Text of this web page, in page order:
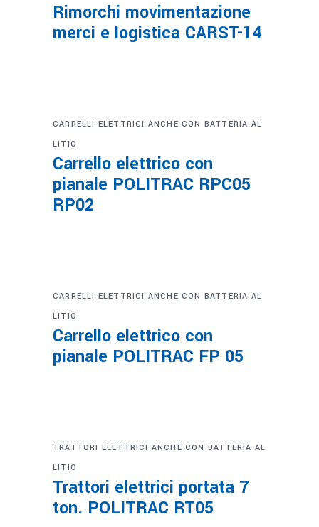
Rimorchi movimentazione
merci e logistica CARST-14
CARRELLI ELETTRICI ANCHE CON BATTERIA AL
LITIO
Carrello elettrico con
pianale POLITRAC RPC05
RP02
CARRELLI ELETTRICI ANCHE CON BATTERIA AL
LITIO
Carrello elettrico con
pianale POLITRAC FP 05
TRATTORI ELETTRICI ANCHE CON BATTERIA AL
LITIO
Trattori elettrici portata 7
ton. POLITRAC RT05